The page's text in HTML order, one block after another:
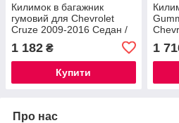
Килимок в багажник
гумовий для Chevrolet
Cruze 2009-2016 Седан /
1 182 ₴
Купити
1
Про нас